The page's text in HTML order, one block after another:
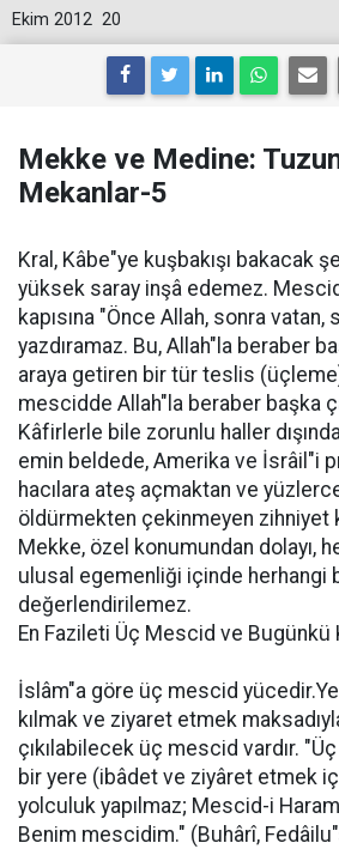
20
Ekim 2012
Mekke ve Medine:
Mekanlar-5
Kral, Kâbe"ye kuşbakışı bakacak
yüksek saray inşâ edemez.
kapısına "Önce Allah, sonra vatan,
yazdıramaz. Bu, Allah"la beraber
araya getiren bir tür teslis
mescidde Allah"la beraber başka
Kâfirlerle bile zorunlu haller
emin beldede, Amerika ve İsrâil"i
hacılara ateş açmaktan ve yüzlerce
öldürmekten çekinmeyen zihniyet
Mekke, özel konumundan dolayı,
ulusal egemenliği içinde herhangi
değerlendirilemez.
En Fazileti Üç Mescid ve Bugünkü
İslâm"a göre üç mescid
kılmak ve ziyaret etmek
çıkılabilecek üç mescid vardır.
bir yere (ibâdet ve ziyâret etmek
yolculuk yapılmaz; Mescid-i
Benim mescidim." (Buhârî,